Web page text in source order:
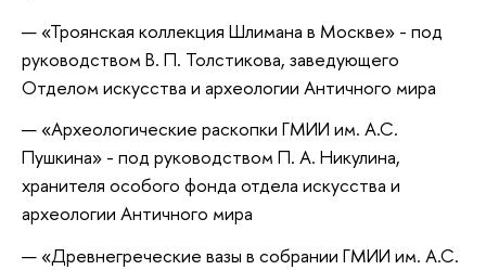
«Троянская коллекция Шлимана в Москве» - под
руководством В. П. Толстикова, заведующего
Отделом искусства и археологии Античного мира
«Археологические раскопки ГМИИ им. А.С.
Пушкина» - под руководством П. А. Никулина,
хранителя особого фонда отдела искусства и
археологии Античного мира
«Древнегреческие вазы в собрании ГМИИ им. А.С.